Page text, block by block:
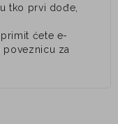
tko prvi dođe,
ćete e-
poveznicu za